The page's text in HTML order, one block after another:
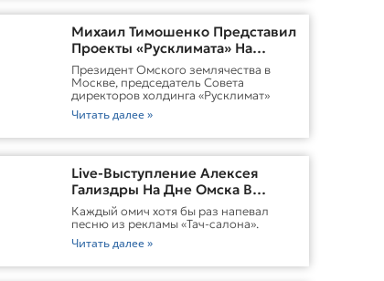
Михаил Тимошенко Представил
Проекты «Русклимата» На
Форуме России И Казахстана
Президент Омского землячества в
Москве, председатель Совета
директоров холдинга «Русклимат»
Читать далее »
Live-Выступление Алексея
Гализдры На Дне Омска В
Москве
Каждый омич хотя бы раз напевал
песню из рекламы «Тач-салона».
Читать далее »